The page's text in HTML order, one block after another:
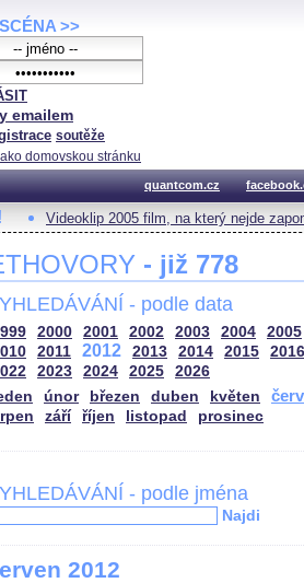
>>
emailem
soutěže
domovskou stránku
quantcom.cz
Videoklip 2005 film, na který nejde
- již 778
- podle data
2000 2001 2002 2003 2004 2005
2011 2012 2013 2014 2015 2016
2023 2024 2025
2026
únor březen duben květen
září říjen listopad prosinec
- podle jména
Najdi
2012